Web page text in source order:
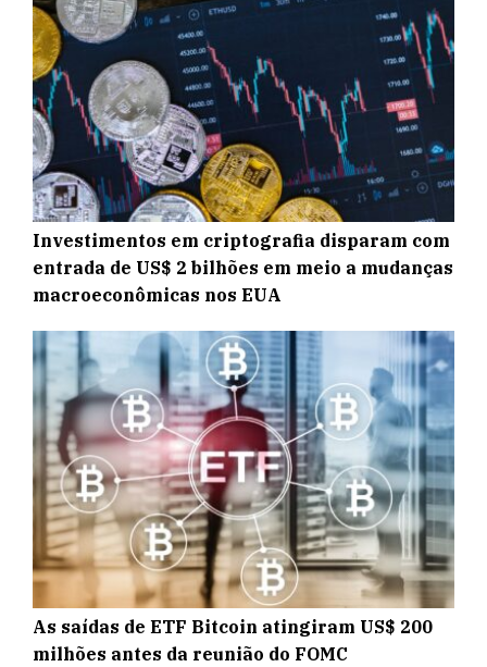
Investimentos em criptografia disparam com
entrada de US$ 2 bilhões em meio a mudanças
macroeconômicas nos EUA
As saídas de ETF Bitcoin atingiram US$ 200
milhões antes da reunião do FOMC